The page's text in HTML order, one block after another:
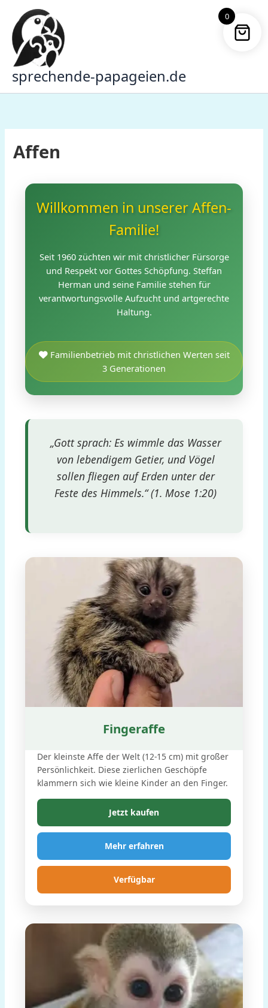
Inhalt
springen
sprechende-papageien.de
Affen
Willkommen in unserer Affen-
Familie!
Seit 1960 züchten wir mit christlicher Fürsorge
und Respekt vor Gottes Schöpfung. Steffan
Herman und seine Familie stehen für
verantwortungsvolle Aufzucht und artgerechte
Haltung.
Familienbetrieb mit christlichen Werten seit
3 Generationen
„Gott sprach: Es wimmle das Wasser
von lebendigem Getier, und Vögel
sollen fliegen auf Erden unter der
Feste des Himmels.“ (1. Mose 1:20)
Fingeraffe
Der kleinste Affe der Welt (12-15 cm) mit großer
Persönlichkeit. Diese zierlichen Geschöpfe
klammern sich wie kleine Kinder an den Finger.
Jetzt kaufen
Mehr erfahren
Verfügbar
0